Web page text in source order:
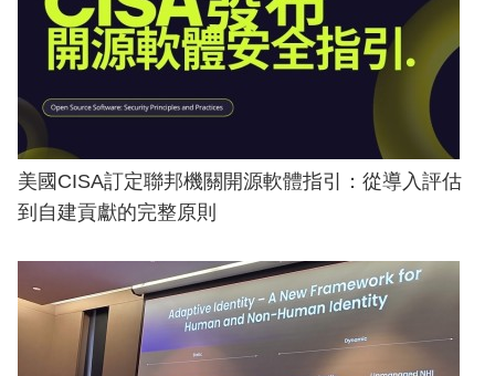
美國CISA訂定聯邦機關開源軟體指引：從導入評估
到自建貢獻的完整原則